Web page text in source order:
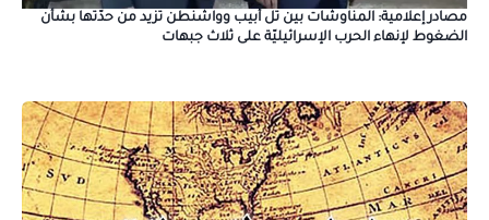
مصادر إعلامية: المناوشات بين تل أبيب وواشنطن تزيد من حدّتها بشأن
الضغوط لإنهاء الحرب الإسرائيليّة على ثلاث جبهات